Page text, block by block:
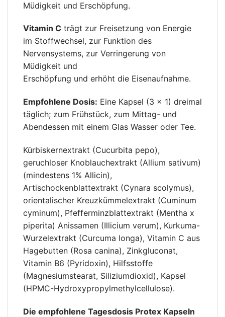
Müdigkeit und Erschöpfung.
Vitamin C trägt zur Freisetzung von Energie
im Stoffwechsel, zur Funktion des
Nervensystems, zur Verringerung von
Müdigkeit und
Erschöpfung und erhöht die Eisenaufnahme.
Empfohlene Dosis: Eine Kapsel (3 × 1) dreimal
täglich; zum Frühstück, zum Mittag- und
Abendessen mit einem Glas Wasser oder Tee.
Kürbiskernextrakt (Cucurbita pepo),
geruchloser Knoblauchextrakt (Allium sativum)
(mindestens 1% Allicin),
Artischockenblattextrakt (Cynara scolymus),
orientalischer Kreuzkümmelextrakt (Cuminum
cyminum), Pfefferminzblattextrakt (Mentha x
piperita) Anissamen (Illicium verum), Kurkuma-
Wurzelextrakt (Curcuma longa), Vitamin C aus
Hagebutten (Rosa canina), Zinkgluconat,
Vitamin B6 (Pyridoxin), Hilfsstoffe
(Magnesiumstearat, Siliziumdioxid), Kapsel
(HPMC-Hydroxypropylmethylcellulose).
Die empfohlene Tagesdosis Protex Kapseln